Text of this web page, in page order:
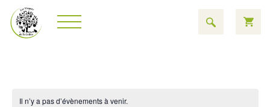
Il n’y a pas d’évènements à venir.